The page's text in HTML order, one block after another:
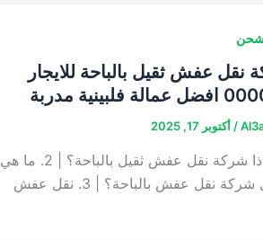
نقل عفش ثقيل بالباحة للايجار
فلبينية مدربة
/أكتوبر 17, 2025
1. لماذا شركة نقل عفش ثقيل بالباحة؟ | 2. ما هي
افضل شركة نقل عفش بالباحة؟ | 3. نقل عفش